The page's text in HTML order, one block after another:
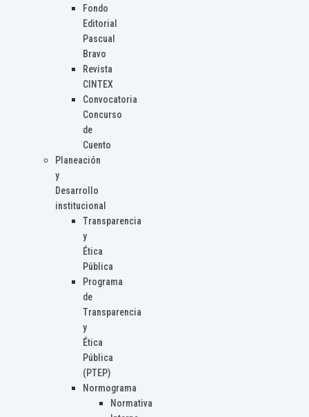
Fondo
Editorial
Pascual
Bravo
Revista
CINTEX
Convocatoria
Concurso
de
Cuento
Planeación
y
Desarrollo
institucional
Transparencia
y
Ética
Pública
Programa
de
Transparencia
y
Ética
Pública
(PTEP)
Normograma
Normativa